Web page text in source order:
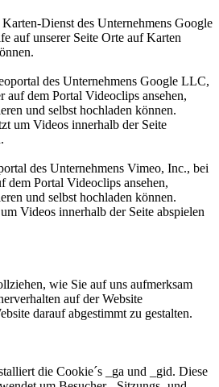
Dienst des Unternehmens Google
auf unserer Seite Orte auf Karten
des Unternehmens Google LLC,
auf dem Portal Videoclips ansehen,
und selbst hochladen können.
um Videos innerhalb der Seite
des Unternehmens Vimeo, Inc., bei
dem Portal Videoclips ansehen,
und selbst hochladen können.
Videos innerhalb der Seite abspielen
wie Sie auf uns aufmerksam
auf der Website
darauf abgestimmt zu gestalten.
die Cookie´s _ga und _gid. Diese